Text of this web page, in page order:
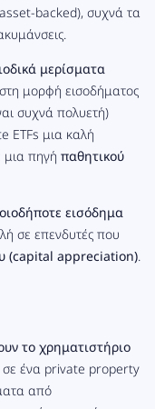
backed), συχνά τα
μερίσματα
μορφή εισοδήματος
συχνά πολυετή)
ETFs μια καλή
μια πηγή παθητικού
εισόδημα
σε επενδυτές που
(capital appreciation).
το χρηματιστήριο
σε ένα private property
από